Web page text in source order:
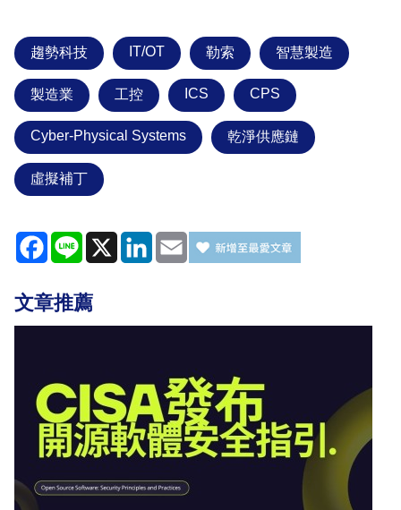
趨勢科技 IT/OT 勒索 智慧製造
製造業 工控 ICS CPS
Cyber-Physical Systems 乾淨供應鏈
虛擬補丁
Facebook
Line X LinkedIn
Email
文章推薦